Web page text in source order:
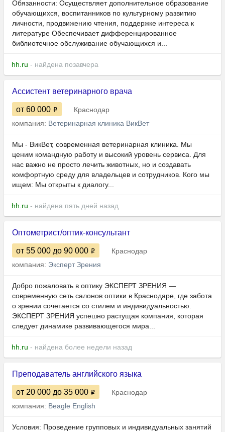
Обязанности: Осуществляет дополнительное образование
обучающихся, воспитанников по культурному развитию
личности, продвижению чтения, поддержке интереса к
литературе Обеспечивает дифференцированное
библиотечное обслуживание обучающихся и...
hh.ru - найдена позавчера
Ассистент ветеринарного врача
от 60 000
Краснодар
компания: Ветеринарная клиника ВикВет
Мы - ВикВет, современная ветеринарная клиника. Мы
ценим командную работу и высокий уровень сервиса. Для
нас важно не просто лечить животных, но и создавать
комфортную среду для владельцев и сотрудников. Кого мы
ищем: Мы открыты к диалогу...
hh.ru - найдена пять дней назад
Оптометрист/оптик-консультант
от 55 000 до 90 000
Краснодар
компания: Эксперт Зрения
Добро пожаловать в оптику ЭКСПЕРТ ЗРЕНИЯ —
современную сеть салонов оптики в Краснодаре, где забота
о зрении сочетается со стилем и индивидуальностью.
ЭКСПЕРТ ЗРЕНИЯ успешно растущая компания, которая
следует динамике развивающегося мира...
hh.ru - найдена более недели назад
Преподаватель английского языка
от 20 000 до 35 000
Краснодар
компания: Beagle English
Условия: Проведение групповых и индивидуальных занятий